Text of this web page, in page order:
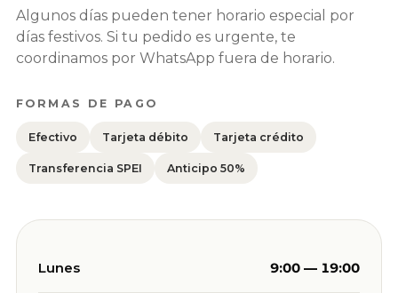
Algunos días pueden tener horario especial por
días festivos. Si tu pedido es urgente, te
coordinamos por WhatsApp fuera de horario.
FORMAS DE PAGO
Efectivo Tarjeta débito Tarjeta crédito
Transferencia SPEI Anticipo 50%
Lunes 9:00 — 19:00